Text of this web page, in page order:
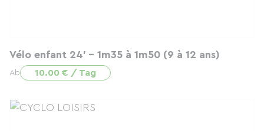
Vélo enfant 24' - 1m35 à 1m50 (9 à 12 ans)
Ab 10.00 € / Tag